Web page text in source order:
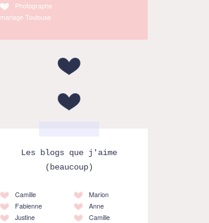
Photographe
mariage Toulouse
Les blogs que j'aime
(beaucoup)
Camille
Fabienne
Justine
Marion
Anne
Camille